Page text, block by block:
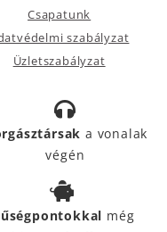
Csapatunk
szabályzat
Üzletszabályzat
a vonalak
végén
még